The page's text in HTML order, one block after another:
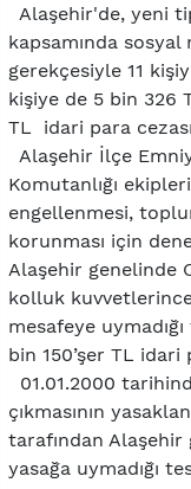
Alaşehir'de, yeni
kapsamında
gerekçesiyle 11
kişiye de 5 bin 326
TL idari para
Alaşehir İlçe
Komutanlığı
engellenmesi,
korunması için
Alaşehir genelinde
kolluk
mesafeye
bin 150’şer TL idari
01.01.2000
çıkmasının
tarafından
yasağa uymadığı